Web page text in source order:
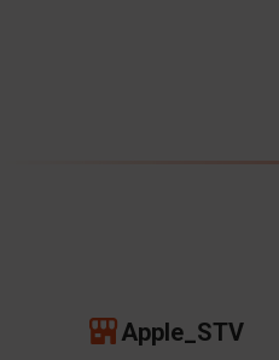
Apple_STV